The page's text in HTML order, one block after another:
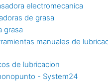
electromecanica
de grasa
grasa
manuales de
de lubricacion
- System24